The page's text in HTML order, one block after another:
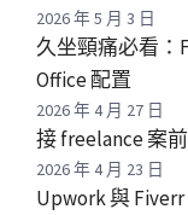
2026 年 5 月 3 日
久坐頸痛必看：
Office 配置
2026 年 4 月 27 日
接 freelance 案
2026 年 4 月 23 日
Upwork 與